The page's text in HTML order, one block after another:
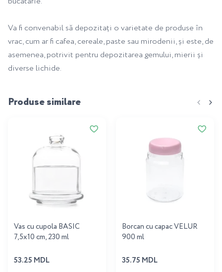
Va fi convenabil să depozitați o varietate de produse în
vrac, cum ar fi cafea, cereale, paste sau mirodenii, și este, de
asemenea, potrivit pentru depozitarea gemului, mierii și
diverse lichide.
Produse similare
Vas cu cupola BASIC
7,5x10 cm, 230 ml
53.25 MDL
Borcan cu capac VELUR
900 ml
35.75 MDL